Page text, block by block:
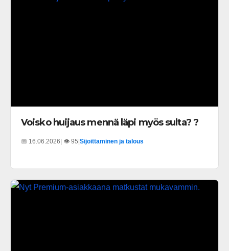
Voisko huijaus mennä läpi myös sulta? ?
📅 16.06.2026 | 👁️ 95 Sijoittaminen ja talous